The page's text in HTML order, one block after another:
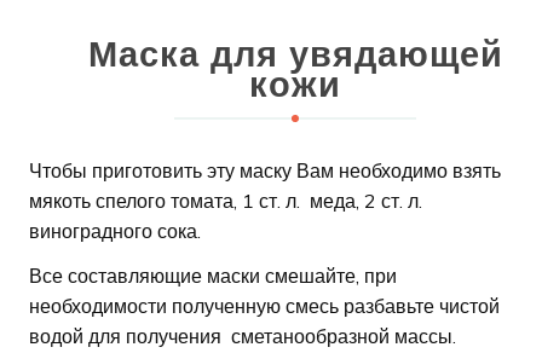
Маска для увядающей
кожи
Чтобы приготовить эту маску Вам необходимо взять
мякоть спелого томата, 1 ст. л. меда, 2 ст. л.
виноградного сока.
Все составляющие маски смешайте, при
необходимости полученную смесь разбавьте чистой
водой для получения сметанообразной массы.